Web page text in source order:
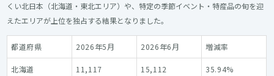
くい北日本（北海道・東北エリア）や、特定の季節イベント・特産品の旬を迎
えたエリアが上位を独占する結果となりました。
都道府県 2026年5月 2026年6月 増減率
北海道 11,117 15,112 35.94%